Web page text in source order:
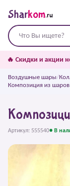
Sharkom.ru
🔥 Скидки и акции
Воздушные шары/
Композиция из
Артикул: 555540● В